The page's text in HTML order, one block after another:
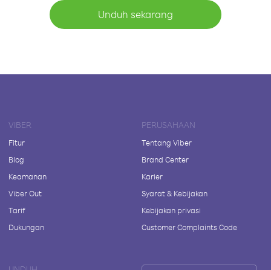
Unduh sekarang
VIBER
Fitur
Blog
Keamanan
Viber Out
Tarif
Dukungan
PERUSAHAAN
Tentang Viber
Brand Center
Karier
Syarat & Kebijakan
Kebijakan privasi
Customer Complaints Code